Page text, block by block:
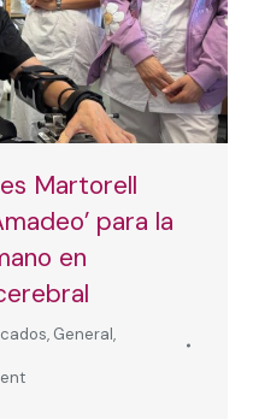
Martorell
para la
en
, General,